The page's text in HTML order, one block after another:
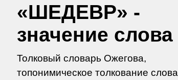
«ШЕДЕВР» -
значение слова
Толковый словарь Ожегова,
топонимическое толкование слова